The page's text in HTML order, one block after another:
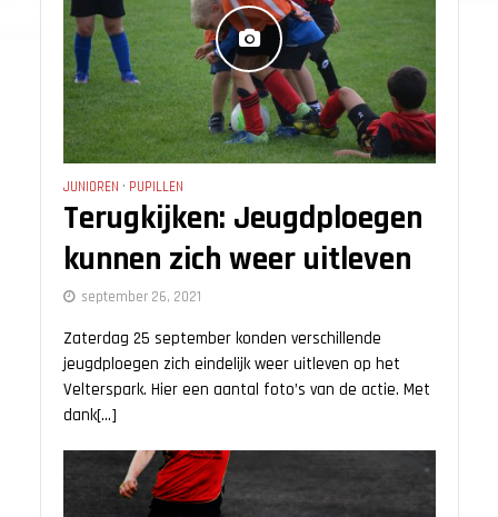
JUNIOREN • PUPILLEN
Terugkijken: Jeugdploegen
kunnen zich weer uitleven
september 26, 2021
Zaterdag 25 september konden verschillende
jeugdploegen zich eindelijk weer uitleven op het
Velterspark. Hier een aantal foto’s van de actie. Met
dank[...]